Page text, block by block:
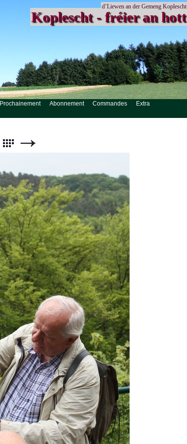
Koplescht - fréier an hott
d’Liewen an der Gemeng Koplescht
Prochainement Abonnement Commandes
Extra